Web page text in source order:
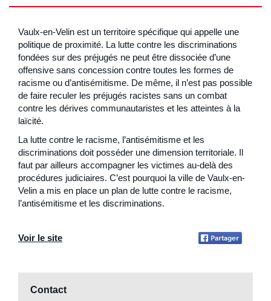
Vaulx-en-Velin est un territoire spécifique qui appelle une
politique de proximité. La lutte contre les discriminations
fondées sur des préjugés ne peut être dissociée d’une
offensive sans concession contre toutes les formes de
racisme ou d’antisémitisme. De même, il n’est pas possible
de faire reculer les préjugés racistes sans un combat
contre les dérives communautaristes et les atteintes à la
laïcité.
La lutte contre le racisme, l’antisémitisme et les
discriminations doit posséder une dimension territoriale. Il
faut par ailleurs accompagner les victimes au-delà des
procédures judiciaires. C’est pourquoi la ville de Vaulx-en-
Velin a mis en place un plan de lutte contre le racisme,
l’antisémitisme et les discriminations.
Voir le site
Facebook
Contact